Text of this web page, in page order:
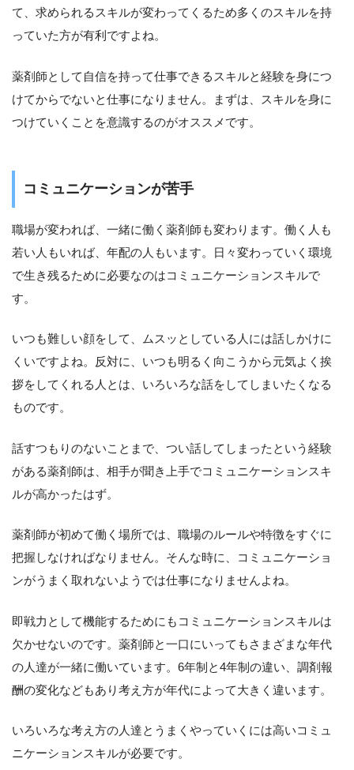
て、求められるスキルが変わってくるため多くのスキルを持
っていた方が有利ですよね。
薬剤師として自信を持って仕事できるスキルと経験を身につ
けてからでないと仕事になりません。まずは、スキルを身に
つけていくことを意識するのがオススメです。
コミュニケーションが苦手
職場が変われば、一緒に働く薬剤師も変わります。働く人も
若い人もいれば、年配の人もいます。日々変わっていく環境
で生き残るために必要なのはコミュニケーションスキルで
す。
いつも難しい顔をして、ムスッとしている人には話しかけに
くいですよね。反対に、いつも明るく向こうから元気よく挨
拶をしてくれる人とは、いろいろな話をしてしまいたくなる
ものです。
話すつもりのないことまで、つい話してしまったという経験
がある薬剤師は、相手が聞き上手でコミュニケーションスキ
ルが高かったはず。
薬剤師が初めて働く場所では、職場のルールや特徴をすぐに
把握しなければなりません。そんな時に、コミュニケーショ
ンがうまく取れないようでは仕事になりませんよね。
即戦力として機能するためにもコミュニケーションスキルは
欠かせないのです。薬剤師と一口にいってもさまざまな年代
の人達が一緒に働いています。6年制と4年制の違い、調剤報
酬の変化などもあり考え方が年代によって大きく違います。
いろいろな考え方の人達とうまくやっていくには高いコミュ
ニケーションスキルが必要です。